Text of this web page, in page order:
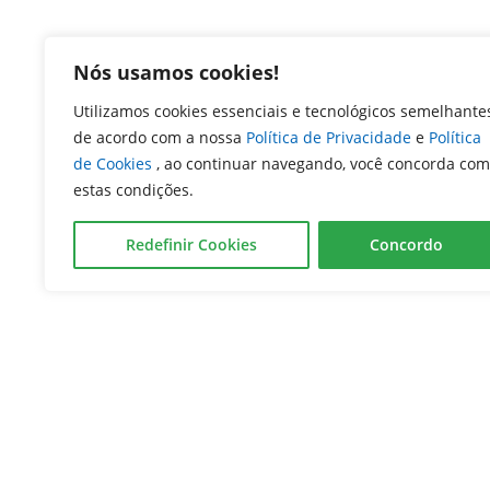
Nós usamos cookies!
Utilizamos cookies essenciais e tecnológicos
de acordo com a nossa Política de Privacidade e Política
de Cookies , ao continuar navegando, você concorda com
estas condições.
Redefinir Cookies Concordo